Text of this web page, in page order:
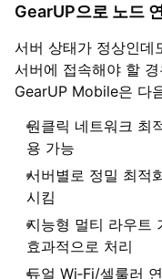
GearUP으로 노드
서버 상태가 정상인데
서버에 접속해야 할
GearUP Mobile은 다
원클릭 네트워크 최
용 가능
서버별로 정밀 최적
시킴
지능형 멀티 라우트
효과적으로 처리
듀얼 Wi‑Fi/셀룰러